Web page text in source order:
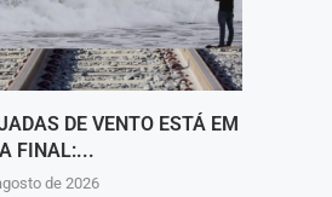
DE VENTO ESTÁ EM
FINAL:...
de 2026